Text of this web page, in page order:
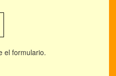
el formulario.